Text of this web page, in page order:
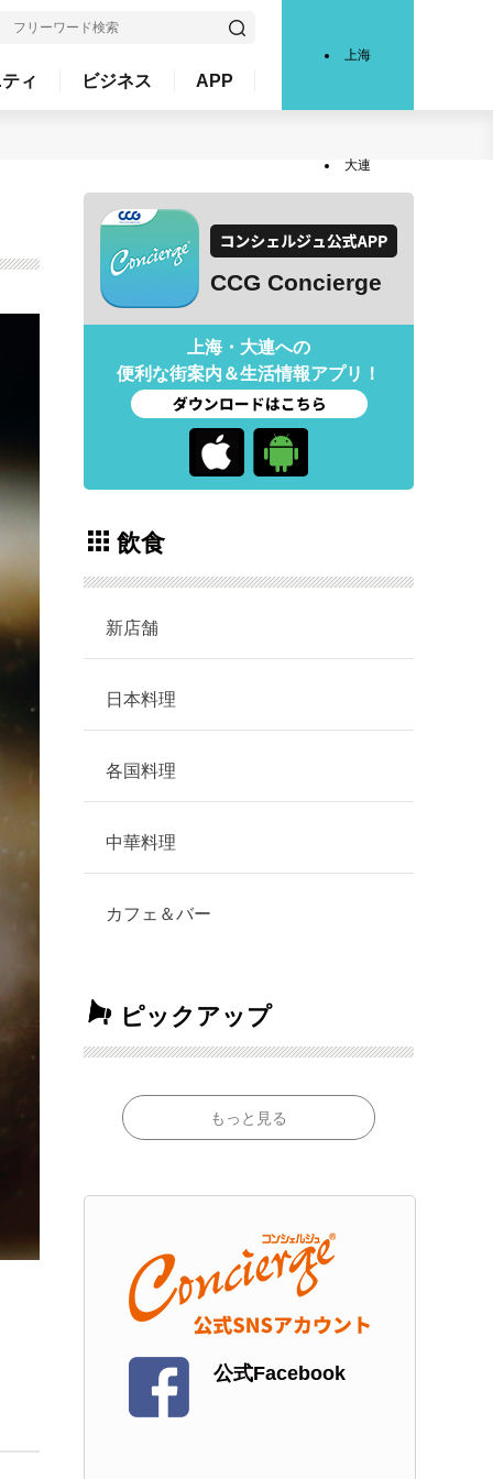
上海
大連
ィ ビジネス APP
CCG Concierge
上海・大連への
便利な街案内＆生活情報アプリ！
飲食
新店舗
日本料理
各国料理
中華料理
カフェ＆バー
ピックアップ
もっと見る
公式Facebook